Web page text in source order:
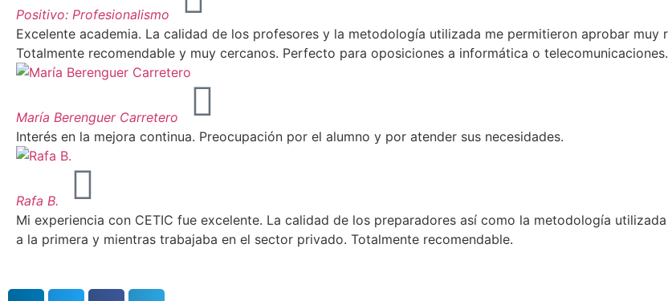
Positivo: Profesionalismo
Excelente academia. La calidad de los profesores y la metodología utilizada me permitieron aprobar muy
Totalmente recomendable y muy cercanos. Perfecto para oposiciones a informática o telecomunicaciones.
María Berenguer Carretero
Interés en la mejora continua. Preocupación por el alumno y por atender sus necesidades.
Rafa B.
Mi experiencia con CETIC fue excelente. La calidad de los preparadores así como la metodología
a la primera y mientras trabajaba en el sector privado. Totalmente recomendable.